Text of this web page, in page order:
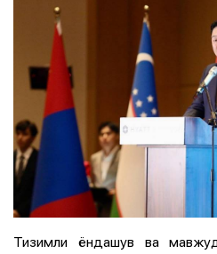
Тизимли ёндашув ва